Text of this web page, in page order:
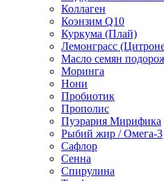
Коллаген
Коэнзим Q10
Куркума (Плай)
Лемонграсс
Масло семян
Моринга
Нони
Пробиотик
Прополис
Пуэрария Мирифика
Рыбий жир / Омега-3
Сафлор
Сенна
Спирулина